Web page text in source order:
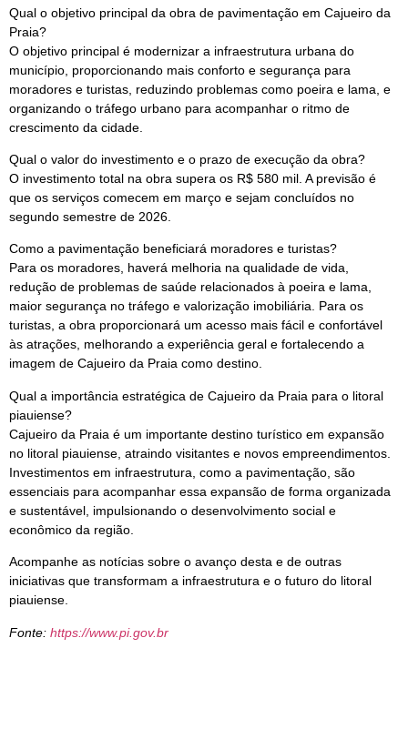
Qual o objetivo principal da obra de pavimentação em Cajueiro da
Praia?
O objetivo principal é modernizar a infraestrutura urbana do
município, proporcionando mais conforto e segurança para
moradores e turistas, reduzindo problemas como poeira e lama, e
organizando o tráfego urbano para acompanhar o ritmo de
crescimento da cidade.
Qual o valor do investimento e o prazo de execução da obra?
O investimento total na obra supera os R$ 580 mil. A previsão é
que os serviços comecem em março e sejam concluídos no
segundo semestre de 2026.
Como a pavimentação beneficiará moradores e turistas?
Para os moradores, haverá melhoria na qualidade de vida,
redução de problemas de saúde relacionados à poeira e lama,
maior segurança no tráfego e valorização imobiliária. Para os
turistas, a obra proporcionará um acesso mais fácil e confortável
às atrações, melhorando a experiência geral e fortalecendo a
imagem de Cajueiro da Praia como destino.
Qual a importância estratégica de Cajueiro da Praia para o litoral
piauiense?
Cajueiro da Praia é um importante destino turístico em expansão
no litoral piauiense, atraindo visitantes e novos empreendimentos.
Investimentos em infraestrutura, como a pavimentação, são
essenciais para acompanhar essa expansão de forma organizada
e sustentável, impulsionando o desenvolvimento social e
econômico da região.
Acompanhe as notícias sobre o avanço desta e de outras
iniciativas que transformam a infraestrutura e o futuro do litoral
piauiense.
Fonte: https://www.pi.gov.br